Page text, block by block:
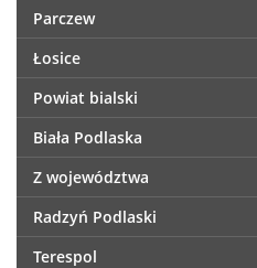
Parczew
Łosice
Powiat bialski
Biała Podlaska
Z województwa
Radzyń Podlaski
Terespol